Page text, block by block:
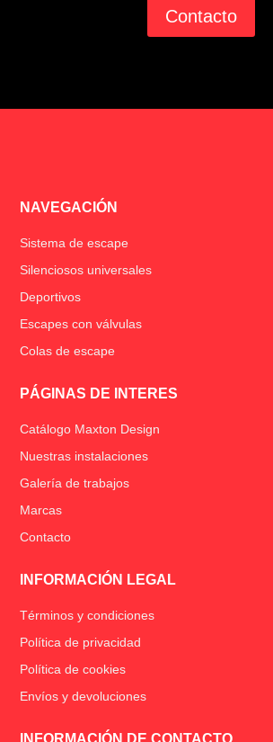
Contacto
NAVEGACIÓN
Sistema de escape
Silenciosos universales
Deportivos
Escapes con válvulas
Colas de escape
PÁGINAS DE INTERES
Catálogo Maxton Design
Nuestras instalaciones
Galería de trabajos
Marcas
Contacto
INFORMACIÓN LEGAL
Términos y condiciones
Política de privacidad
Política de cookies
Envíos y devoluciones
INFORMACIÓN DE CONTACTO